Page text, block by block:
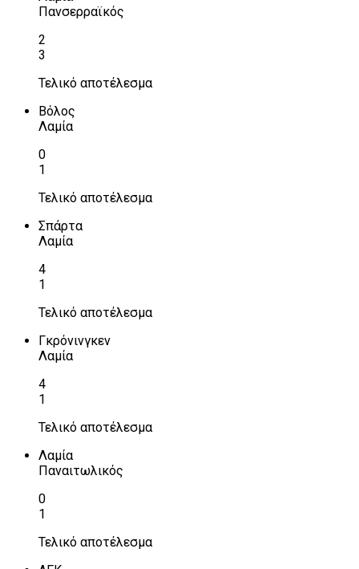
Πανσερραϊκός
2
3
Τελικό αποτέλεσμα
Βόλος
Λαμία
0
1
Τελικό αποτέλεσμα
Σπάρτα
Λαμία
4
1
Τελικό αποτέλεσμα
Γκρόνινγκεν
Λαμία
4
1
Τελικό αποτέλεσμα
Λαμία
Παναιτωλικός
0
1
Τελικό αποτέλεσμα